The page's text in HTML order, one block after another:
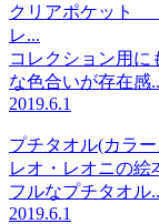
クリアポケット
レ...
コレクション用に
な色合いが存在感
2019.6.1
プチタオル(カラ
レオ・レオニの絵
フルなプチタオル
2019.6.1